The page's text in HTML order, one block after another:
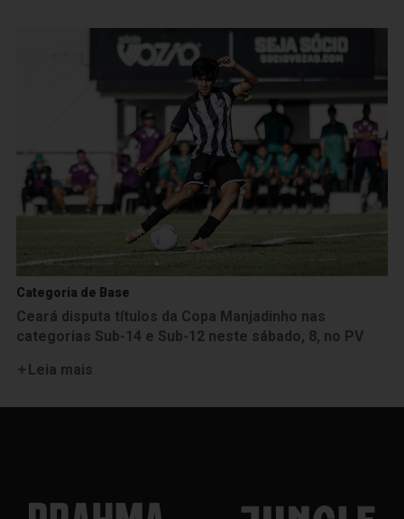
Categoria de Base
Ceará disputa títulos da Copa Manjadinho nas
categorias Sub-14 e Sub-12 neste sábado, 8, no PV
Leia mais